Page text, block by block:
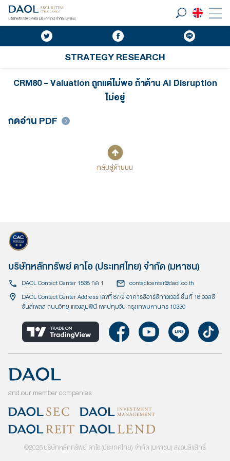
STRATEGY RESEARCH
CRM80 - Valuation ถูกแต่ไม่พอ ถ้าต้าน AI Disruption
ไม่อยู่
กดอ่าน PDF
กลับสู่ด้านบน
บริษัทหลักทรัพย์ ดาโอ (ประเทศไทย) จำกัด (มหาชน)
DAOL Contact Center 1538 กด 1
contactcenter@daol.co.th
DAOL Contact Center Address เลขที่ 87/2 อาคารซีอาร์ซีทาวเวอร์ ชั้นที่ 18 ออลซี
ซั่นส์เพลส ถนนวิทยุ แขวงลุมพินี เขตปทุมวัน กรุงเทพมหานคร 10330
and our member companies
©2026บริษัทหลักทรัพย์ ดาโอ (ประเทศไทย) จำกัด (มหาชน) สงวนลิขสิทธิ์